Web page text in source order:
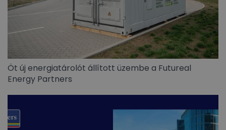
Öt új energiatárolót állított üzembe a Futureal
Energy Partners